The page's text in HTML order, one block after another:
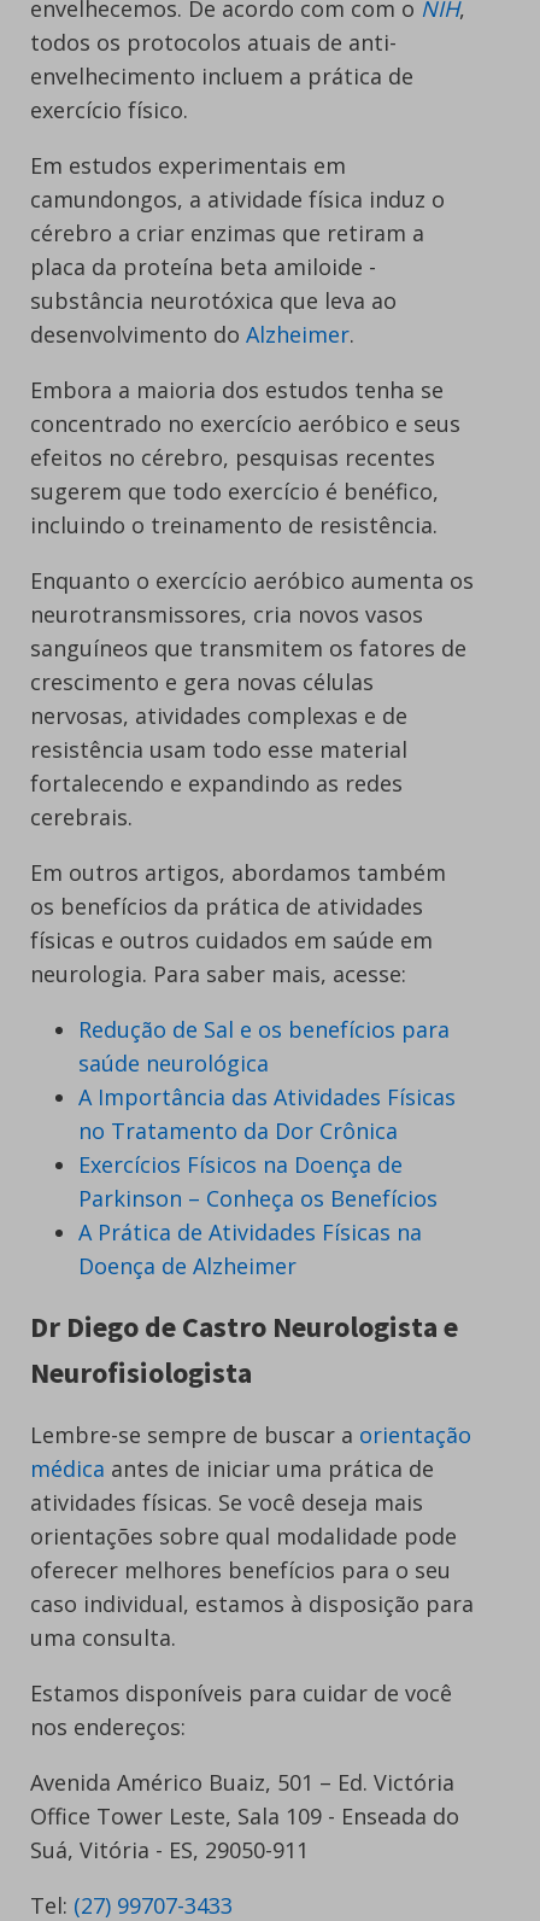
envelhecemos. De acordo com com o NIH,
todos os protocolos atuais de anti-
envelhecimento incluem a prática de
exercício físico.
Em estudos experimentais em
camundongos, a atividade física induz o
cérebro a criar enzimas que retiram a
placa da proteína beta amiloide -
substância neurotóxica que leva ao
desenvolvimento do Alzheimer.
Embora a maioria dos estudos tenha se
concentrado no exercício aeróbico e seus
efeitos no cérebro, pesquisas recentes
sugerem que todo exercício é benéfico,
incluindo o treinamento de resistência.
Enquanto o exercício aeróbico aumenta os
neurotransmissores, cria novos vasos
sanguíneos que transmitem os fatores de
crescimento e gera novas células
nervosas, atividades complexas e de
resistência usam todo esse material
fortalecendo e expandindo as redes
cerebrais.
Em outros artigos, abordamos também
os benefícios da prática de atividades
físicas e outros cuidados em saúde em
neurologia. Para saber mais, acesse:
Redução de Sal e os benefícios para
saúde neurológica
A Importância das Atividades Físicas
no Tratamento da Dor Crônica
Exercícios Físicos na Doença de
Parkinson – Conheça os Benefícios
A Prática de Atividades Físicas na
Doença de Alzheimer
Dr Diego de Castro Neurologista e
Neurofisiologista
Lembre-se sempre de buscar a orientação
médica antes de iniciar uma prática de
atividades físicas. Se você deseja mais
orientações sobre qual modalidade pode
oferecer melhores benefícios para o seu
caso individual, estamos à disposição para
uma consulta.
Estamos disponíveis para cuidar de você
nos endereços:
Avenida Américo Buaiz, 501 – Ed. Victória
Office Tower Leste, Sala 109 - Enseada do
Suá, Vitória - ES, 29050-911
Tel: (27) 99707-3433